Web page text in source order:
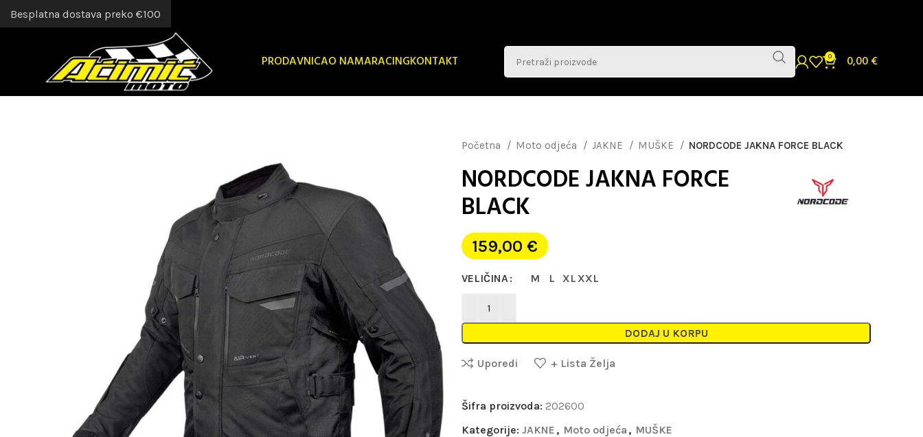
PRODAVNICAO NAMARACINGKONTAKT 0 0,00€
Početna Moto odjeća JAKNE MUŠKE NORDCODE JAKNA FORCE BLACK
NORDCODE JAKNA FORCE
BLACK
159,00 €
VELIČINA M L XL XXL
DODAJ U KORPU
Uporedi + Lista Želja
Šifra proizvoda: 202600
Kategorije: JAKNE , Moto odjeća , MUŠKE
Besplatna dostava preko €100